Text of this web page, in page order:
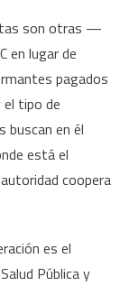
son otras —
en lugar de
pagados
tipo de
buscan en él
está el
coopera
es el
Pública y